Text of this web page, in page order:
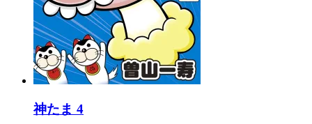
神たま 4